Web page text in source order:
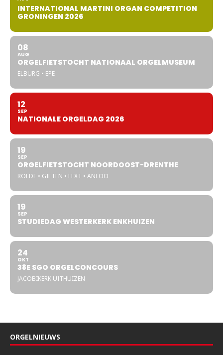
INTERNATIONAL MARTINI ORGAN COMPETITION
GRONINGEN 2026
08
AUG
ORGELFIETSTOCHT NATIONAAL ORGELMUSEUM
ELBURG • EPE
12
SEP
NATIONALE ORGELDAG 2026
19
SEP
ORGELFIETSTOCHT NOORDOOST-DRENTHE
ROLDE • GIETEN • EEXT • ANLOO
19
SEP
STUDIEDAG WESTERKERK ENKHUIZEN
24
OKT
38E SGO ORGELCONCOURS
JACOBIKERK UITHUIZEN
ORGELNIEUWS